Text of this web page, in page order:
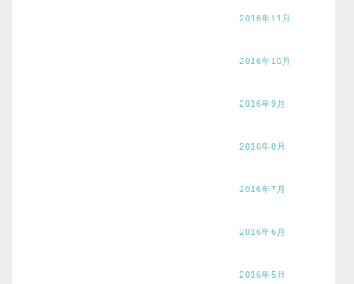
2016年11月
2016年10月
2016年9月
2016年8月
2016年7月
2016年6月
2016年5月